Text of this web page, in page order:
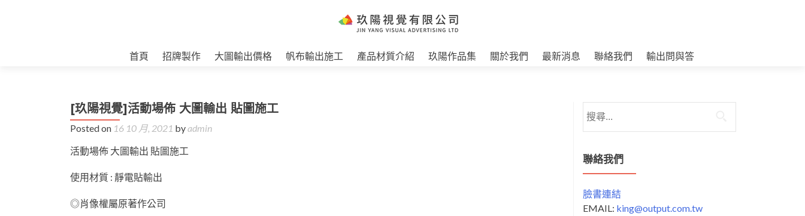
首頁 招牌製作 大圖輸出價格 帆布輸出施工 產品材質介紹 玖陽作品集 關於我們 最新消息 聯絡我們 輸出問與答
[玖陽視覺]活動場佈 大圖輸出 貼圖施工
Posted on 16 10 月, 2021 byadmin
活動場佈 大圖輸出 貼圖施工
使用材質 : 靜電貼輸出
◎肖像權屬原著作公司
尋
鍵
字:
聯絡我們
臉書連結
EMAIL: king@output.com.tw